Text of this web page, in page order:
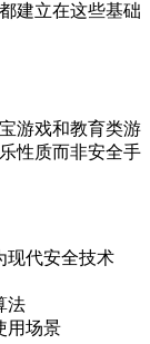
建立在这些基础
游戏和教育类游
性质而非安全手
现代安全技术
法
用场景